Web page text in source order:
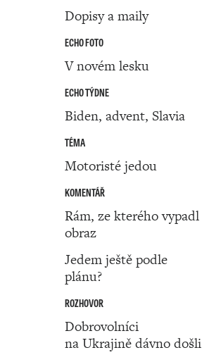
Dopisy a maily
ECHO FOTO
V novém lesku
ECHO TÝDNE
Biden, advent, Slavia
TÉMA
Motoristé jedou
KOMENTÁŘ
Rám, ze kterého vypadl
obraz
Jedem ještě podle
plánu?
ROZHOVOR
Dobrovolníci
na Ukrajině dávno došli